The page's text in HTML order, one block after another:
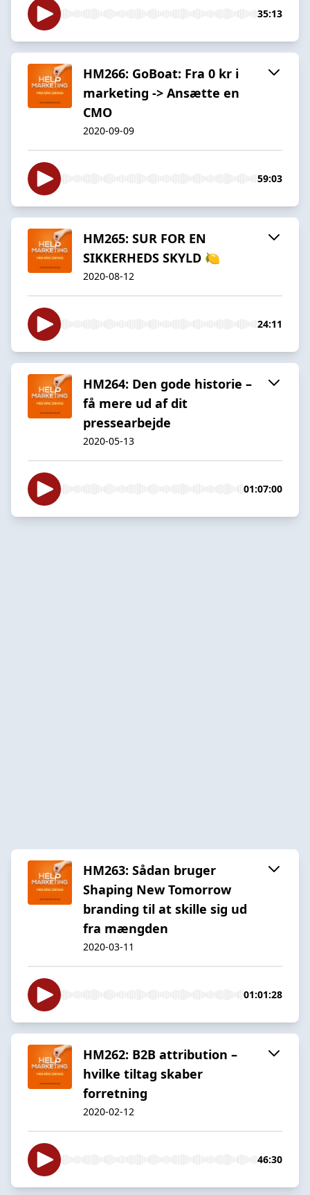
35:13
HM266: GoBoat: Fra 0 kr i
marketing -> Ansætte en
CMO
2020-09-09
59:03
HM265: SUR FOR EN
SIKKERHEDS SKYLD 🍋
2020-08-12
24:11
HM264: Den gode historie –
få mere ud af dit
pressearbejde
2020-05-13
01:07:00
HM263: Sådan bruger
Shaping New Tomorrow
branding til at skille sig ud
fra mængden
2020-03-11
01:01:28
HM262: B2B attribution –
hvilke tiltag skaber
forretning
2020-02-12
46:30